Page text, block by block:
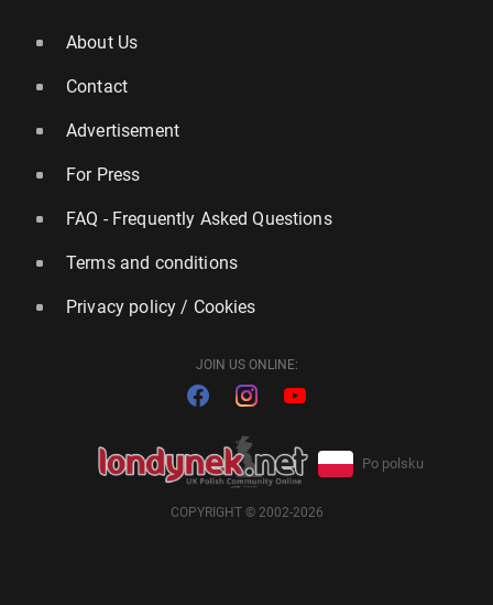
About Us
Contact
Advertisement
For Press
FAQ - Frequently Asked Questions
Terms and conditions
Privacy policy / Cookies
JOIN US ONLINE:
Po polsku
COPYRIGHT © 2002-2026